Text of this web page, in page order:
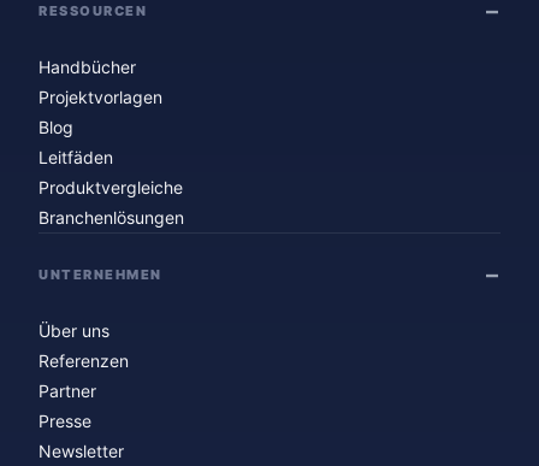
RESSOURCEN
Handbücher
Projektvorlagen
Blog
Leitfäden
Produktvergleiche
Branchenlösungen
UNTERNEHMEN
Über uns
Referenzen
Partner
Presse
Newsletter